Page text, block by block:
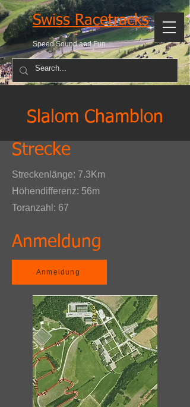
Swiss Racetracks
Speed Sound and Fun
Slalom Chamblon
Strecke
Streckenlänge: 7.3Km
Höhendifferenz: 56m
Toranzahl: 67
Anmeldung
Anmeldung